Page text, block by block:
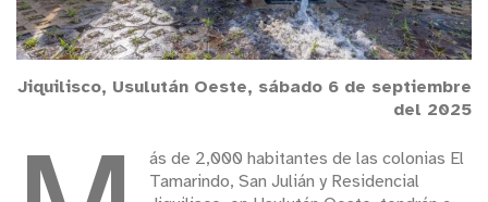
Jiquilisco, Usulután Oeste, sábado 6 de septiembre
del 2025
ás de 2,000 habitantes de las colonias El
Tamarindo, San Julián y Residencial